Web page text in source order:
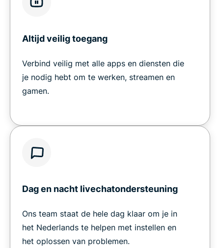
Altijd veilig toegang
Verbind veilig met alle apps en diensten die
je nodig hebt om te werken, streamen en
gamen.
Dag en nacht livechatondersteuning
Ons team staat de hele dag klaar om je in
het Nederlands te helpen met instellen en
het oplossen van problemen.